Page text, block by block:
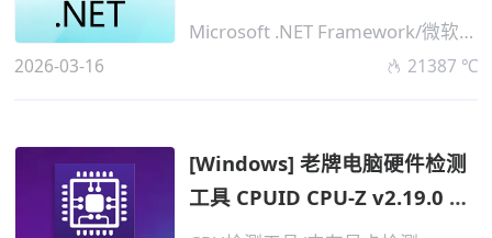
Packages A...
Microsoft .NET Framework/微软NET
2026-03-16 21387 ℃
[Windows] 老牌电脑硬件检测
工具 CPUID CPU-Z v2.19.0 便
携版